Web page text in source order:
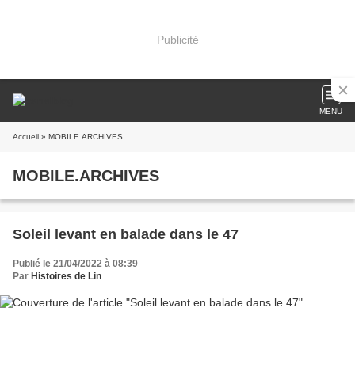
Publicité
MENU
Accueil » MOBILE.ARCHIVES
MOBILE.ARCHIVES
Soleil levant en balade dans le 47
Publié le 21/04/2022 à 08:39
Par Histoires de Lin